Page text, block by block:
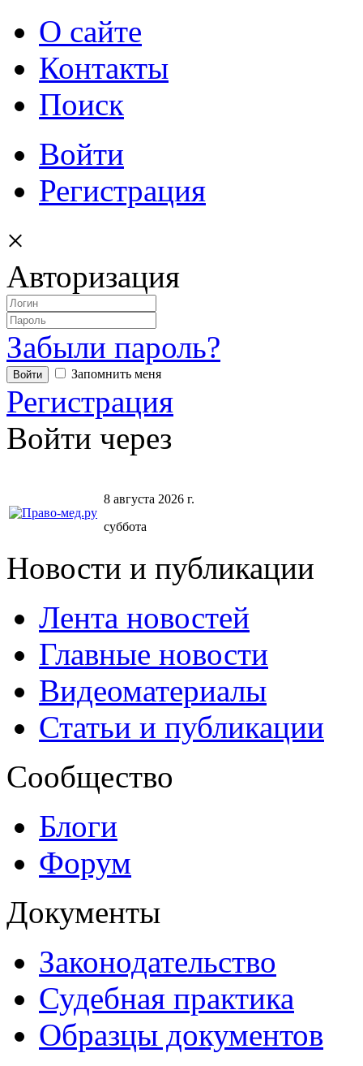
О сайте
Контакты
Поиск
Войти
Регистрация
×
Авторизация
Забыли пароль?
Запомнить меня
Регистрация
Войти через
8 августа 2026 г.
суббота
Новости и публикации
Лента новостей
Главные новости
Видеоматериалы
Статьи и публикации
Сообщество
Блоги
Форум
Документы
Законодательство
Судебная практика
Образцы документов